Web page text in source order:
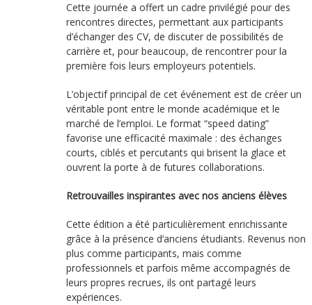
Cette journée a offert un cadre privilégié pour des
rencontres directes, permettant aux participants
d’échanger des CV, de discuter de possibilités de
carrière et, pour beaucoup, de rencontrer pour la
première fois leurs employeurs potentiels.
L’objectif principal de cet événement est de créer un
véritable pont entre le monde académique et le
marché de l’emploi. Le format “speed dating”
favorise une efficacité maximale : des échanges
courts, ciblés et percutants qui brisent la glace et
ouvrent la porte à de futures collaborations.
Retrouvailles inspirantes avec nos anciens élèves
Cette édition a été particulièrement enrichissante
grâce à la présence d’anciens étudiants. Revenus non
plus comme participants, mais comme
professionnels et parfois même accompagnés de
leurs propres recrues, ils ont partagé leurs
expériences.